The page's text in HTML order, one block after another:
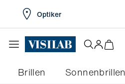
Optiker
Brillen Sonnenbrillen